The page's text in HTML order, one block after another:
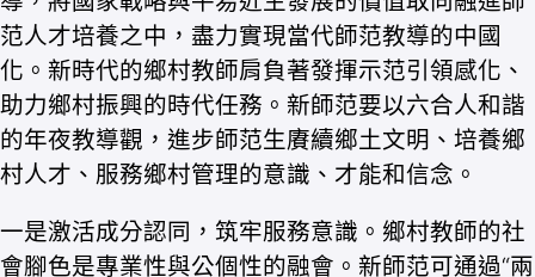
范人才培養之中，盡力實現當代師范教導的中國
化。新時代的鄉村教師肩負著發揮示范引領感化、
助力鄉村振興的時代任務。新師范要以六合人和諧
的年夜教導觀，進步師范生賡續鄉土文明、培養鄉
村人才、服務鄉村管理的意識、才能和信念。
一是激活成分認同，筑牢服務意識。鄉村教師的社
會腳色是專業性與公個性的融會。新師范可通過“兩